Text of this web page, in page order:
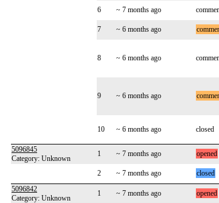
6
~ 7 months ago
7 ~ 6 months ago
8 ~ 6 months ago
9 ~ 6 months ago
10 ~ 6 months ago closed
5096845
Category: Unknown
1 ~ 7 months ago opened
2
~ 7 months ago closed
5096842
Category: Unknown
1 ~ 7 months ago opened